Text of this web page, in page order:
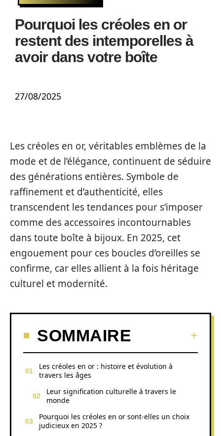
Pourquoi les créoles en or
restent des intemporelles à
avoir dans votre boîte
27/08/2025
Les créoles en or, véritables emblèmes de la
mode et de l’élégance, continuent de séduire
des générations entières. Symbole de
raffinement et d’authenticité, elles
transcendent les tendances pour s’imposer
comme des accessoires incontournables
dans toute boîte à bijoux. En 2025, cet
engouement pour ces boucles d’oreilles se
confirme, car elles allient à la fois héritage
culturel et modernité.
SOMMAIRE
Les créoles en or : histoire et évolution à
travers les âges
Leur signification culturelle à travers le
monde
Pourquoi les créoles en or sont-elles un choix
judicieux en 2025 ?